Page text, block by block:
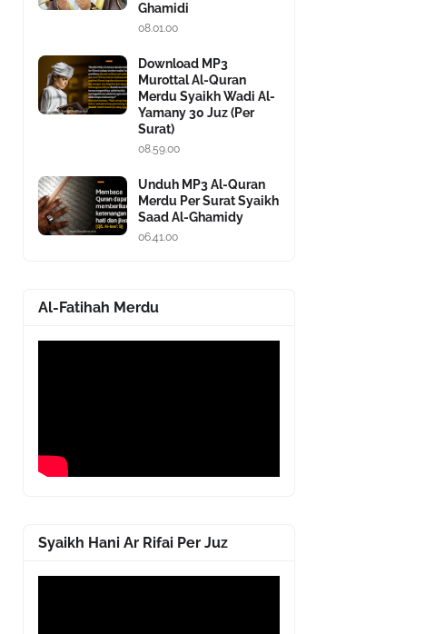
Ghamidi
08.01.00
Download MP3
Murottal Al-Quran
Merdu Syaikh Wadi Al-
Yamany 30 Juz (Per
Surat)
08.59.00
Unduh MP3 Al-Quran
Merdu Per Surat Syaikh
Saad Al-Ghamidy
06.41.00
Al-Fatihah Merdu
Syaikh Hani Ar Rifai Per Juz